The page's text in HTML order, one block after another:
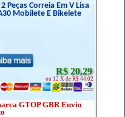
Peças Correia Em V Lisa
Mobilete E Bikelete
R$ 20,29
ou 12 X de R$ 44.02
GTOP GBR Envio